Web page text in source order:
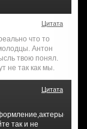
Цитата
что то
Антон
твою понял.
не так как мы.
Цитата
так и не